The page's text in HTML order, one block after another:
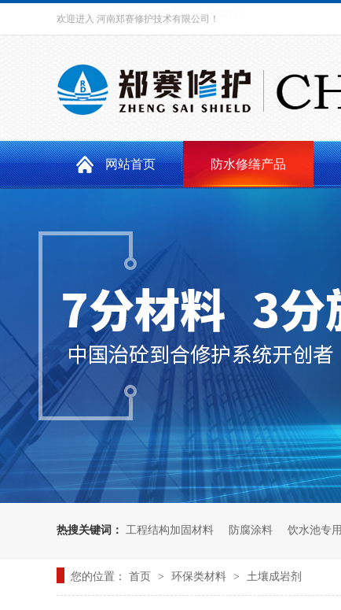
欢迎进入 河南郑赛修护技术有限公司 ！
网站首页 防水修缮产品
热搜关键词： 工程结构加固材料 防腐涂料 饮水池专
您的位置： 首页 > 环保类材料 > 土壤成岩剂